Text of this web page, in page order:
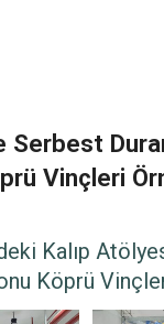
Serbest
Vinçleri
Kalıp
Köprü